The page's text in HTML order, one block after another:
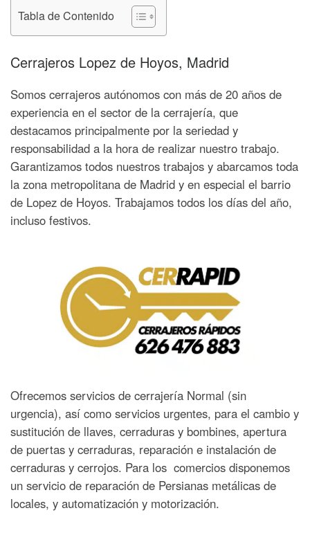
Tabla de Contenido
Cerrajeros Lopez de Hoyos, Madrid
Somos cerrajeros autónomos con más de 20 años de
experiencia en el sector de la cerrajería, que
destacamos principalmente por la seriedad y
responsabilidad a la hora de realizar nuestro trabajo.
Garantizamos todos nuestros trabajos y abarcamos toda
la zona metropolitana de Madrid y en especial el barrio
de Lopez de Hoyos. Trabajamos todos los días del año,
incluso festivos.
Ofrecemos servicios de cerrajería Normal (sin
urgencia), así como servicios urgentes, para el cambio y
sustitución de llaves, cerraduras y bombines, apertura
de puertas y cerraduras, reparación e instalación de
cerraduras y cerrojos. Para los comercios disponemos
un servicio de reparación de Persianas metálicas de
locales, y automatización y motorización.